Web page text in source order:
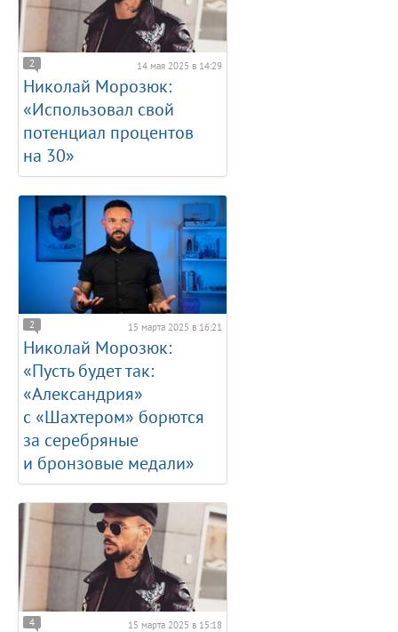
2 14 мая 2025 в 14:29
Николай Морозюк:
«Использовал свой
потенциал процентов
на 30»
2 15 марта 2025 в 16:21
Николай Морозюк:
«Пусть будет так:
«Александрия»
с «Шахтером» борются
за серебряные
и бронзовые медали»
4 15 марта 2025 в 15:18